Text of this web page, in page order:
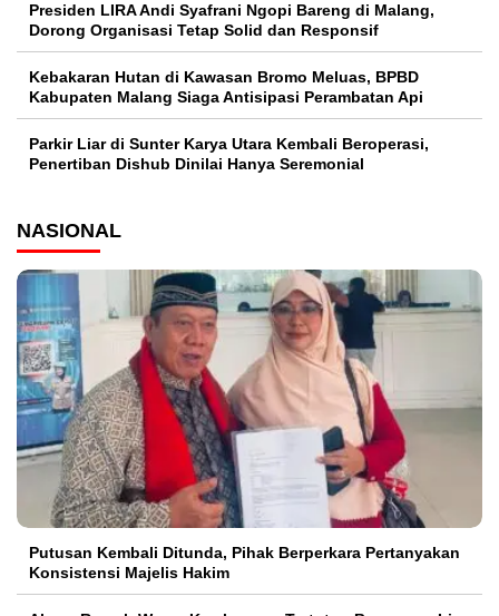
Presiden LIRA Andi Syafrani Ngopi Bareng di Malang,
Dorong Organisasi Tetap Solid dan Responsif
Kebakaran Hutan di Kawasan Bromo Meluas, BPBD
Kabupaten Malang Siaga Antisipasi Perambatan Api
Parkir Liar di Sunter Karya Utara Kembali Beroperasi,
Penertiban Dishub Dinilai Hanya Seremonial
NASIONAL
Putusan Kembali Ditunda, Pihak Berperkara Pertanyakan
Konsistensi Majelis Hakim